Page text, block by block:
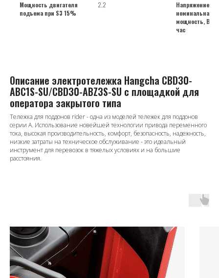
Мощность двигателя
подъема при S3 15%
2,2
Напряжение
номинальная
мощность, В/
час
Описание электротележка Hangcha CBD30-
ABC1S-SU/СBD30-ABZ3S-SU с площадкой для
оператора закрытого типа
Тележка для поддонов rider - одна из моделей тележек для поддонов
серии A. Использование новейшей технологии привода переменного
тока, высокая производительность, комфорт, безопасность, надежность,
низкие затраты на техническое обслуживание - это идеальный
инструмент для перевозок в тяжелых условиях и на большие
расстояния.